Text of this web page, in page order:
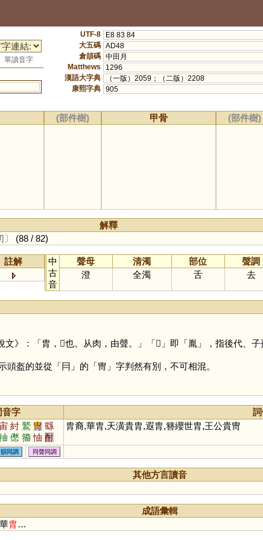
單讀音字
UTF-8
E8 83 84
大五碼 AD48
倉頡碼 中田月
Matthews
1296
漢語大字典
（一版）2059；（二版）2208
康熙字典 905
(部件樹) 甲骨 (部件樹)
解釋
(88 / 82)
註解
中
古
音
聲母 清濁 部位 聲調
澄
全濁 舌 去
》：「胄，𦙍也。从肉，由聲。」「𦙍 」即「胤」，指後代、子
頭盔的並從「冃 」的「冑 」字判然有別，不可相混。
音字
紂 鷲 冑 繇
僽 籀 怞 酎
胄裔,華胄,天潢貴胄,遐胄,簪纓世胄,王公貴冑
韻同調 同聲同調
其他方言讀音
成語彙輯
胄 …